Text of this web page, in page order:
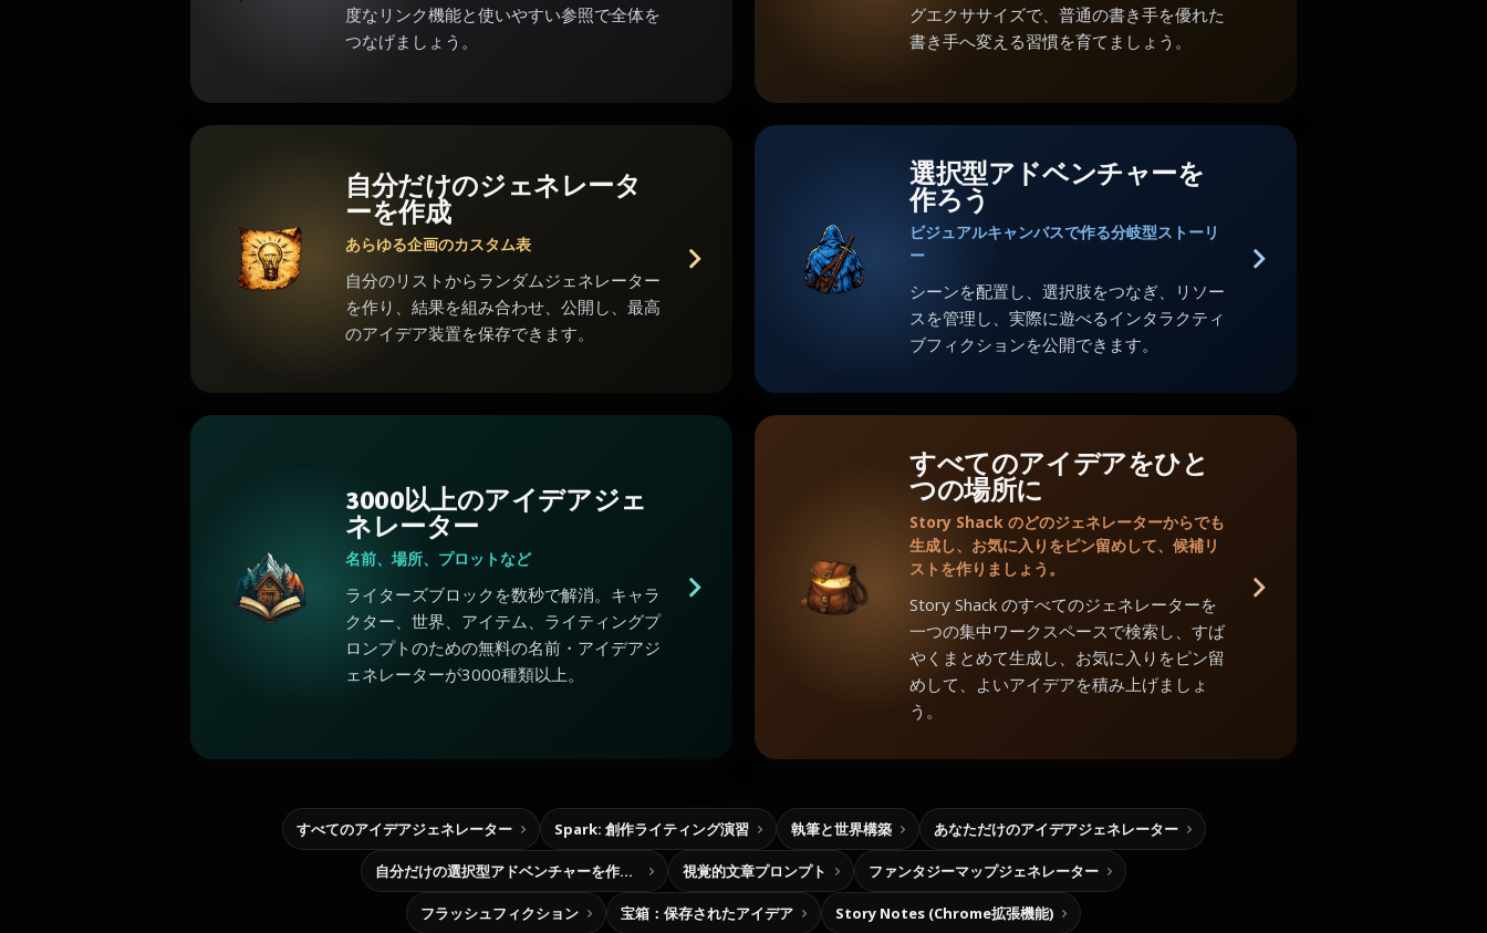
度なリンク機能と使いやすい参照で全体を
つなげましょう。
グエクササイズで、普通の書き手を優れた
書き手へ変える習慣を育てましょう。
自分だけのジェネレータ
ーを作成
あらゆる企画のカスタム表
自分のリストからランダムジェネレーター
を作り、結果を組み合わせ、公開し、最高
のアイデア装置を保存できます。
選択型アドベンチャーを
作ろう
ビジュアルキャンバスで作る分岐型ストーリ
ー
シーンを配置し、選択肢をつなぎ、リソー
スを管理し、実際に遊べるインタラクティ
ブフィクションを公開できます。
3000以上のアイデアジェ
ネレーター
名前、場所、プロットなど
ライターズブロックを数秒で解消。キャラ
クター、世界、アイテム、ライティングプ
ロンプトのための無料の名前・アイデアジ
ェネレーターが3000種類以上。
すべてのアイデアをひと
つの場所に
Story Shack のどのジェネレーターからでも
生成し、お気に入りをピン留めして、候補リ
ストを作りましょう。
Story Shack のすべてのジェネレーターを
一つの集中ワークスペースで検索し、すば
やくまとめて生成し、お気に入りをピン留
めして、よいアイデアを積み上げましょ
う。
すべてのアイデアジェネレーター Spark: 創作ライティング演習 執筆と世界構築 あなただけのアイデアジェネレーター
自分だけの選択型アドベンチャーを作ろう 視覚的文章プロンプト ファンタジーマップジェネレーター
フラッシュフィクション 宝箱：保存されたアイデア Story Notes (Chrome拡張機能)